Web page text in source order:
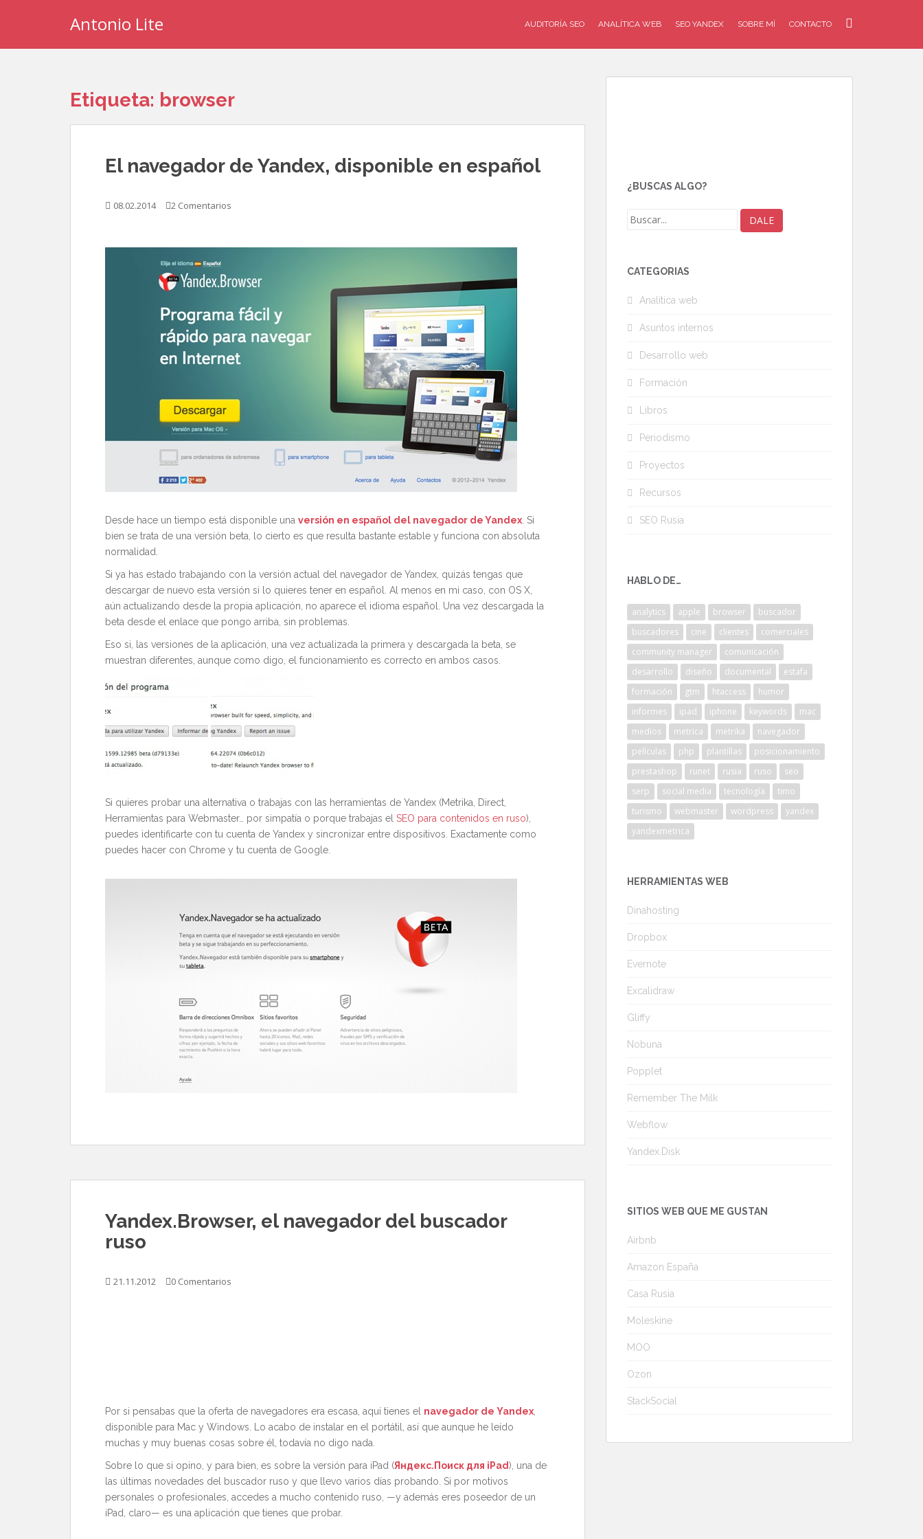
Antonio Lite AUDITORÍA SEO ANALÍTICA WEB SEO YANDEX SOBRE MÍ CONTACTO
Etiqueta: browser
El navegador de Yandex, disponible en español
08.02.2014 2 Comentarios
Desde hace un tiempo está disponible una versión en español del navegador de Yandex . Si
bien se trata de una versión beta, lo cierto es que resulta bastante estable y funciona con absoluta
normalidad.
Si ya has estado trabajando con la versión actual del navegador de Yandex, quizás tengas que
descargar de nuevo esta versión si lo quieres tener en español. Al menos en mi caso, con OS X,
aún actualizando desde la propia aplicación, no aparece el idioma español. Una vez descargada la
beta desde el enlace que pongo arriba, sin problemas.
Eso si, las versiones de la aplicación, una vez actualizada la primera y descargada la beta, se
muestran diferentes, aunque como digo, el funcionamiento es correcto en ambos casos.
Si quieres probar una alternativa o trabajas con las herramientas de Yandex (Metrika, Direct,
Herramientas para Webmaster… por simpatía o porque trabajas el SEO para contenidos en ruso),
puedes identificarte con tu cuenta de Yandex y sincronizar entre dispositivos. Exactamente como
puedes hacer con Chrome y tu cuenta de Google.
Yandex.Browser, el navegador del buscador
ruso
21.11.2012 0 Comentarios
Por si pensabas que la oferta de navegadores era escasa, aquí tienes el navegador de Yandex
disponible para Mac y Windows. Lo acabo de instalar en el portátil, así que aunque he leído
muchas y muy buenas cosas sobre él, todavía no digo nada.
Sobre lo que si opino, y para bien, es sobre la versión para iPad (Яндекс.Поиск для iPad), una de
las últimas novedades del buscador ruso y que llevo varios días probando. Si por motivos
personales o profesionales, accedes a mucho contenido ruso, —y además eres poseedor de un
iPad, claro— es una aplicación que tienes que probar.
¿BUSCAS ALGO?
CATEGORÍAS
Analítica web
Asuntos internos
Desarrollo web
Formación
Libros
Periodismo
Proyectos
Recursos
SEO Rusia
HABLO DE…
analytics apple browser
buscador
buscadores
cine clientes
comerciales
community manager
comunicación
desarrollo
diseño documental
estafa
formación
gtm htaccess
humor
informes
ipad iphone keywords
mac
medios
metrica metrika
navegador
películas
php plantillas
posicionamiento
prestashop
runet rusia ruso
seo
serp
social media tecnología
timo
turismo
webmaster wordpress
yandex
yandexmetrica
HERRAMIENTAS WEB
Dinahosting
Dropbox
Evernote
Excalidraw
Gliffy
Nobuna
Popplet
Remember The Milk
Webflow
Yandex.Disk
SITIOS WEB QUE ME GUSTAN
Airbnb
Amazon España
Casa Rusia
Moleskine
MOO
Ozon
StackSocial